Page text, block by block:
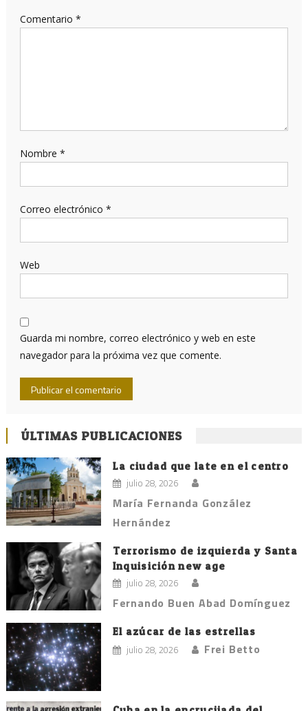
Comentario *
Nombre *
Correo electrónico *
Web
Guarda mi nombre, correo electrónico y web en este
navegador para la próxima vez que comente.
ÚLTIMAS PUBLICACIONES
La ciudad que late en el centro
julio 28, 2026
María Fernanda González
Hernández
Terrorismo de izquierda y Santa
Inquisición new age
julio 28, 2026
Fernando Buen Abad Domínguez
El azúcar de las estrellas
julio 28, 2026 Frei Betto